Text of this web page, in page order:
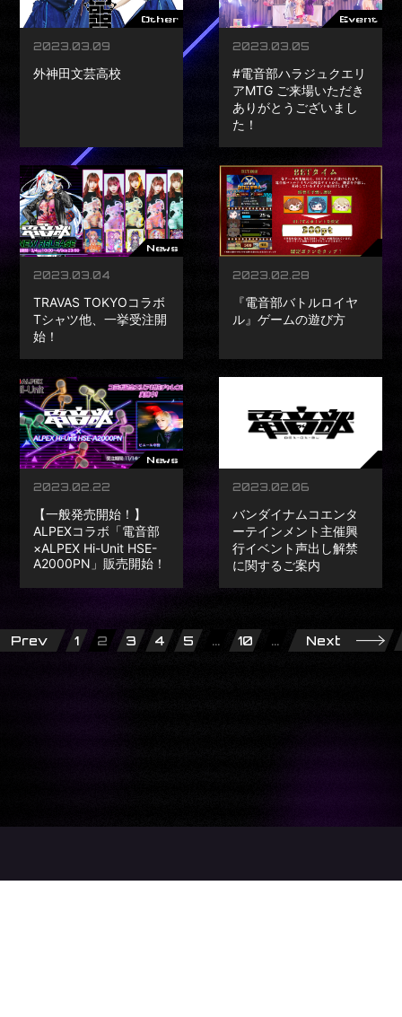
Other
2023.03.09
外神田文芸高校
Event
2023.03.05
#電音部ハラジュクエリ
アMTG ご来場いただき
ありがとうございまし
た！
News
2023.03.04
TRAVAS TOKYOコラボ
Tシャツ他、一挙受注開
始！
2023.02.28
『電音部バトルロイヤ
ル』ゲームの遊び方
News
2023.02.22
【一般発売開始！】
ALPEXコラボ「電音部
×ALPEX Hi-Unit HSE-
A2000PN」販売開始！
2023.02.06
バンダイナムコエンタ
ーテインメント主催興
行イベント声出し解禁
に関するご案内
Prev 1 2 3 4 5 ... 10 ... Next